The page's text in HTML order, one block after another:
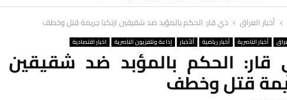
أخبار العراق ذي قار: الحكم بالمؤبد ضد شقيقين ارتكبا جريمة قتل وخطف
أخبار الناصرية أخبار رياضية ألأخبار إذاعة وتلفزيون الناصرية اخبار اقتصادية
الحكم بالمؤبد ضد شقيقين
قتل وخطف